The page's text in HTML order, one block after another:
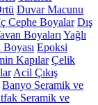
Duvar Macunu
Cephe Boyalar Dış
Boyaları Yağlı
Boyası Epoksi
Kapılar Çelik
Acil Çıkış
Banyo Seramik ve
Seramik ve